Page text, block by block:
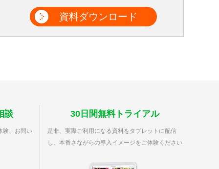
資料ダウンロード
談
験、お問い
30日間無料トライアル
是非、実際ご利用になる資料をタブレットに配信
し、本番さながらの導入イメージをご体験ください